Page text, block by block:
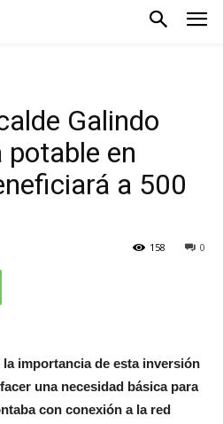
Galindo
potable en
a 500
0
158
importancia de esta inversión
una necesidad básica para
con conexión a la red